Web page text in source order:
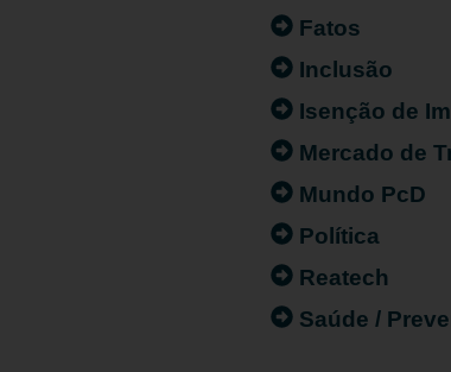
Fatos
Inclusão
Isenção de
Mercado de
Mundo PcD
Política
Reatech
Saúde /